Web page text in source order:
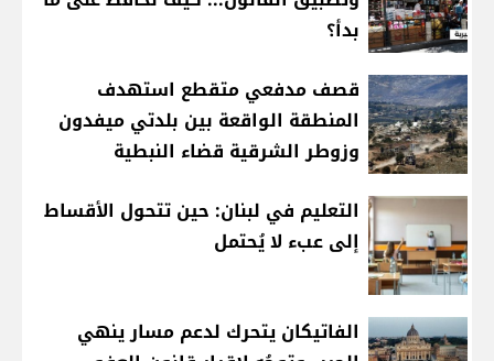
بدأ؟
قصف مدفعي متقطع استهدف
المنطقة الواقعة بين بلدتي ميفدون
وزوطر الشرقية قضاء النبطية
التعليم في لبنان: حين تتحول الأقساط
إلى عبء لا يُحتمل
الفاتيكان يتحرك لدعم مسار ينهي